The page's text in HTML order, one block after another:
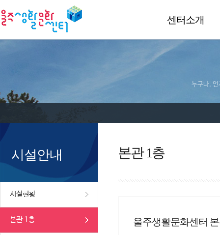
센터소개
누구나, 언
시설안내
시설현황
본관 1층
본관 1층
울주생활문화센터